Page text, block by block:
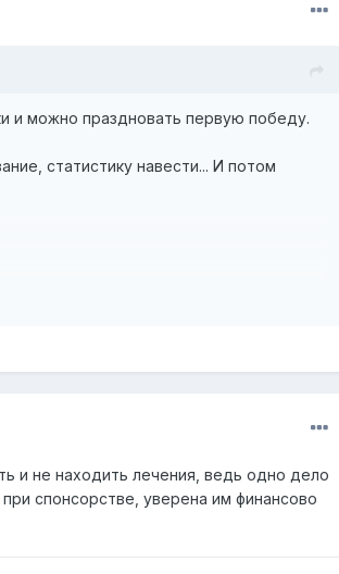
и можно праздновать первую победу.
статистику навести... И потом
и не находить лечения, ведь одно дело
спонсорстве, уверена им финансово